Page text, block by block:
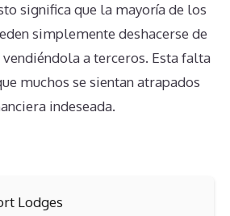
significa que la mayoría de los
simplemente deshacerse de
a terceros. Esta falta
muchos se sientan atrapados
indeseada.
Lodges